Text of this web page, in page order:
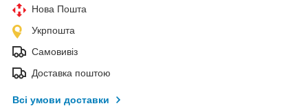
Нова Пошта
Укрпошта
Самовивіз
Доставка поштою
Всі умови доставки